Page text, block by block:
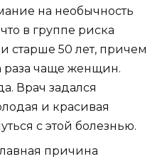
на необычность
в группе риска
старше 50 лет, причем
чаще женщин.
Врач задался
и красивая
с этой болезнью.
причина